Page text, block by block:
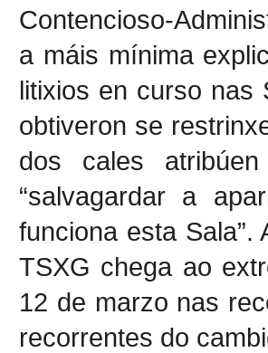
Contencioso-
a máis mínima
litixios en curso nas
obtiveron se
dos cales
“salvagardar a
funciona esta
TSXG chega ao
12 de marzo nas
recorrentes do